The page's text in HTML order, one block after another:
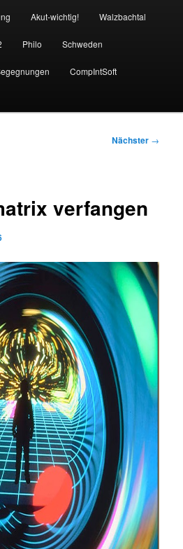
Akut-wichtig! Walzbachtal
Philo Schweden
CompIntSoft
Nächster →
verfangen